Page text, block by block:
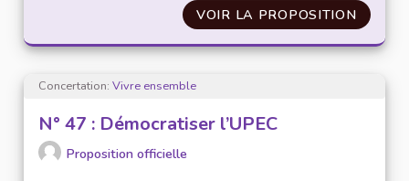
VOIR LA PROPOSITION N° 58
Concertation: Vivre ensemble
N° 47 : Démocratiser l’UPEC
Proposition officielle